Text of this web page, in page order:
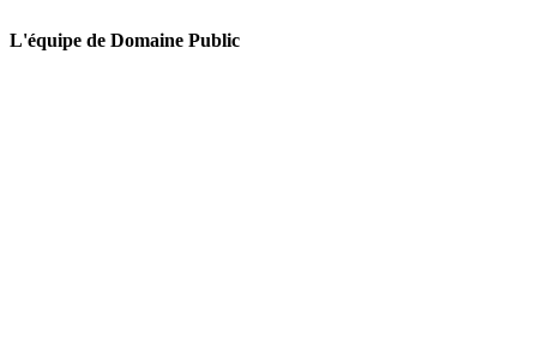
L'équipe de Domaine Public